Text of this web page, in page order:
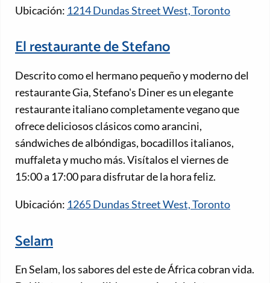
Ubicación: 1214 Dundas Street West, Toronto
El restaurante de Stefano
Descrito como el hermano pequeño y moderno del
restaurante Gia, Stefano's Diner es un elegante
restaurante italiano completamente vegano que
ofrece deliciosos clásicos como arancini,
sándwiches de albóndigas, bocadillos italianos,
muffaleta y mucho más. Visítalos el viernes de
15:00 a 17:00 para disfrutar de la hora feliz.
Ubicación: 1265 Dundas Street West, Toronto
Selam
En Selam, los sabores del este de África cobran vida.